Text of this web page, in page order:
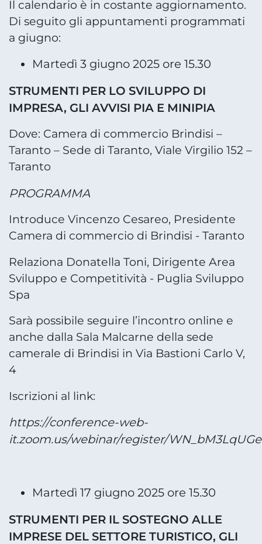
Il calendario è in costante aggiornamento.
Di seguito gli appuntamenti programmati
a giugno:
Martedì 3 giugno 2025 ore 15.30
STRUMENTI PER LO SVILUPPO DI
IMPRESA, GLI AVVISI PIA E MINIPIA
Dove: Camera di commercio Brindisi –
Taranto – Sede di Taranto, Viale Virgilio 152 –
Taranto
PROGRAMMA
Introduce Vincenzo Cesareo, Presidente
Camera di commercio di Brindisi - Taranto
Relaziona Donatella Toni, Dirigente Area
Sviluppo e Competitività - Puglia Sviluppo
Spa
Sarà possibile seguire l’incontro online e
anche dalla Sala Malcarne della sede
camerale di Brindisi in Via Bastioni Carlo V,
4
Iscrizioni al link:
https://conference-web-
it.zoom.us/webinar/register/
Martedì 17 giugno 2025 ore 15.30
STRUMENTI PER IL SOSTEGNO ALLE
IMPRESE DEL SETTORE TURISTICO, GLI